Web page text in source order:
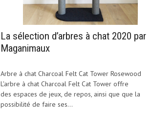
La sélection d’arbres à chat 2020 par
Maganimaux
Arbre à chat Charcoal Felt Cat Tower Rosewood
L'arbre à chat Charcoal Felt Cat Tower offre
des espaces de jeux, de repos, ainsi que que la
possibilité de faire ses...